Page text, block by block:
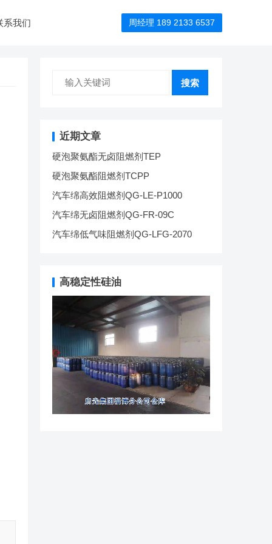
系我们 周经理 189 2133 6537
搜索
近期文章
硬泡聚氨酯无卤阻燃剂TEP
硬泡聚氨酯阻燃剂TCPP
汽车绵高效阻燃剂QG-LE-P1000
汽车绵无卤阻燃剂QG-FR-09C
汽车绵低气味阻燃剂QG-LFG-2070
高稳定性硅油